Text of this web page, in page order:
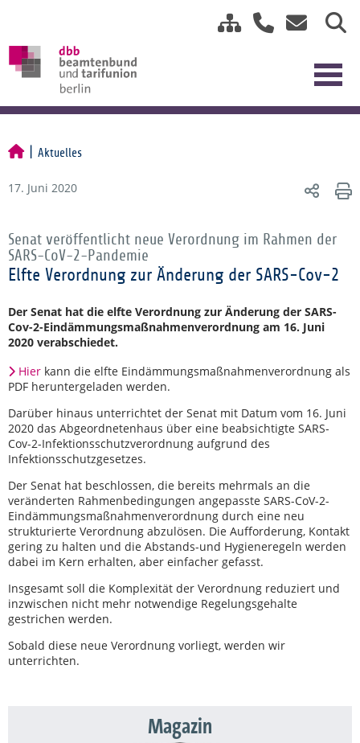
Aktuelles
17. Juni 2020
Senat veröffentlicht neue Verordnung im Rahmen der
SARS-CoV-2-Pandemie
Elfte Verordnung zur Änderung der SARS-Cov-2
Der Senat hat die elfte Verordnung zur Änderung der SARS-
Cov-2-Eindämmungsmaßnahmenverordnung am 16. Juni
2020 verabschiedet.
Hier kann die elfte Eindämmungsmaßnahmenverordnung als
PDF heruntergeladen werden.
Darüber hinaus unterrichtet der Senat mit Datum vom 16. Juni
2020 das Abgeordnetenhaus über eine beabsichtigte SARS-
Cov-2-Infektionsschutzverordnung aufgrund des
Infektionsschutzgesetzes.
Der Senat hat beschlossen, die bereits mehrmals an die
veränderten Rahmenbedingungen angepasste SARS-CoV-2-
Eindämmungsmaßnahmenverordnung durch eine neu
strukturierte Verordnung abzulösen. Die Aufforderung, Kontakt
gering zu halten und die Abstands-und Hygieneregeln werden
dabei im Kern erhalten, aber einfacher gefasst.
Insgesamt soll die Komplexität der Verordnung reduziert und
inzwischen nicht mehr notwendige Regelungsgehalte
gestrichen werden.
Sobald diese neue Verordnung vorliegt, werden wir
unterrichten.
Magazin